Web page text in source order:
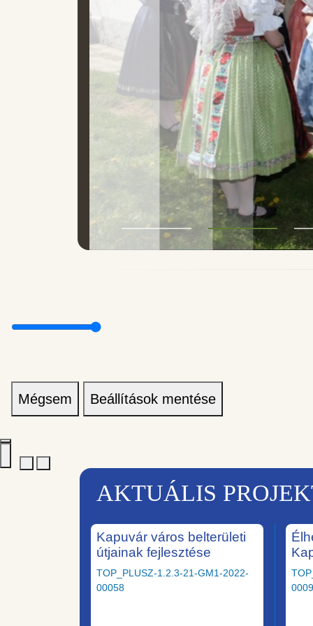
Mégsem Beállítások mentése
AKTUÁLIS
Kapuvár város belterületi
útjainak fejlesztése
TOP_PLUSZ-1.2.3-21-GM1-2022-
00058